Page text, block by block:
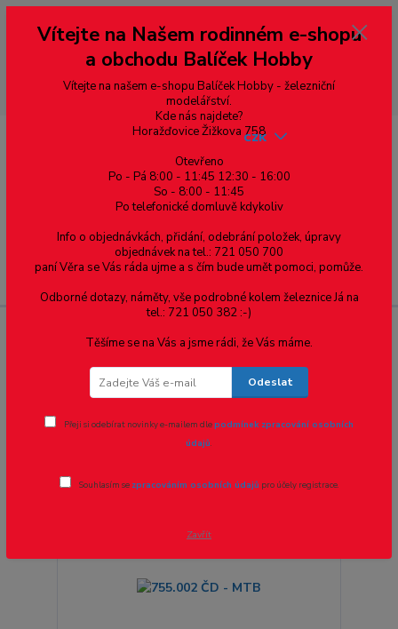
--- pro zákazníky ze Slovenska a jiných zemí, pokud chcete platit v eurech
přepněte si e-shop na euro 💶 pro přepočet měny - pravý horní roh ---
dobírky – pokud si z nějakého důvodu zásilku nevyzvednete, bude po
domluvě zaslána znovu s opětovnou platbou za poštovné, v opačném
případě bude zrušena a účet přidán na blacklist a rušeny následující
objednávky.
Menu
CZK
DCC konektor: NEM 658 Plux16
strana z 4 další
Vítejte na Našem rodinném e-shopu
a obchodu Balíček Hobby
Vítejte na našem e-shopu Balíček Hobby - železniční
modelářství.
Kde nás najdete?
Horažďovice Žižkova 758
Otevřeno
Po - Pá 8:00 - 11:45 12:30 - 16:00
So - 8:00 - 11:45
Po telefonické domluvě kdykoliv
Info o objednávkách, přidání, odebrání položek, úpravy
objednávek na tel.: 721 050 700
paní Věra se Vás ráda ujme a s čím bude umět pomoci, pomůže.
Odborné dotazy, náměty, vše podrobné kolem železnice Já na
tel.: 721 050 382 :-)
Těšíme se na Vás a jsme rádi, že Vás máme.
Odeslat
Přeji si odebírat novinky e-mailem dlepodmínek zpracování osobních
údajů.
Souhlasím se zpracováním osobních údajů pro účely registrace.
Zavřít